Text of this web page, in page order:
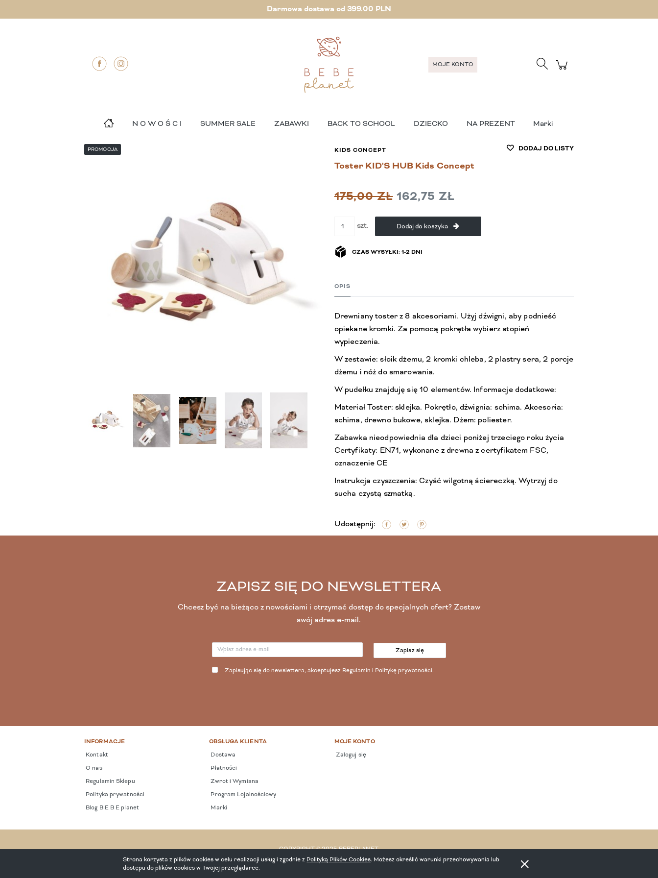
Strona korzysta z plików cookies w celu realizacji usług i zgodnie z Polityką Plików Cookies. Możesz określić warunki przechowywania lub
dostępu do plików cookies w Twojej przeglądarce.
Darmowa dostawa od 399.00 PLN
MOJE KONTO
N O W O Ś C I SUMMER SALE ZABAWKI BACK TO SCHOOL DZIECKO NA PREZENT Marki
PROMOCJA DODAJ DO LISTY
KIDS CONCEPT
Toster KID'S HUB Kids Concept
175,00 ZŁ 162,75 ZŁ
szt. Dodaj do koszyka
CZAS WYSYŁKI: 1-2 DNI
OPIS
Drewniany toster z 8 akcesoriami. Użyj dźwigni, aby podnieść
opiekane kromki. Za pomocą pokrętła wybierz stopień
wypieczenia.
W zestawie: słoik dżemu, 2 kromki chleba, 2 plastry sera, 2 porcje
dżemu i nóż do smarowania.
W pudełku znajduję się 10 elementów. Informacje dodatkowe:
Materiał Toster: sklejka. Pokrętło, dźwignia: schima. Akcesoria:
schima, drewno bukowe, sklejka. Dżem: poliester.
Zabawka nieodpowiednia dla dzieci poniżej trzeciego roku życia
Certyfikaty: EN71, wykonane z drewna z certyfikatem FSC,
oznaczenie CE
Instrukcja czyszczenia: Czyść wilgotną ściereczką. Wytrzyj do
sucha czystą szmatką.
Udostępnij:
ZAPISZ SIĘ DO NEWSLETTERA
Chcesz być na bieżąco z nowościami i otrzymać dostęp do specjalnych ofert? Zostaw
swój adres e-mail.
Zapisz się
Zapisując się do newslettera, akceptujesz Regulamin i Politykę prywatności.
INFORMACJE
Kontakt
O nas
Regulamin Sklepu
Polityka prywatności
Blog B E B E planet
OBSŁUGA KLIENTA
Dostawa
Płatności
Zwrot i Wymiana
Program Lojalnościowy
Marki
MOJE KONTO
Zaloguj się
COPYRIGHT © 2025 BEBEPLANET.